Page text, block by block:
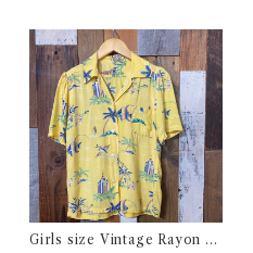
Girls size Vintage Rayon H